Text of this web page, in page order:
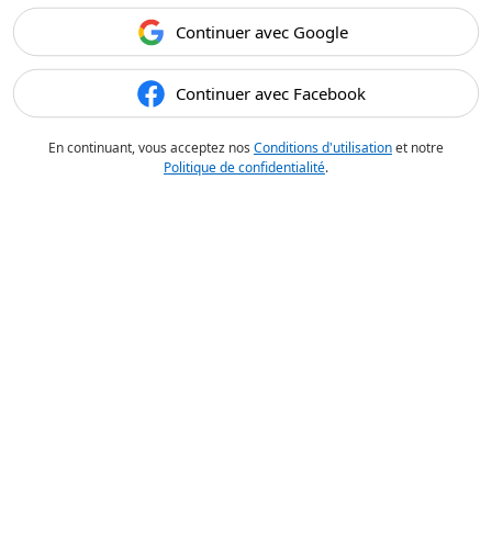
Continuer avec Google
Continuer avec Facebook
En continuant, vous acceptez nos Conditions d'utilisationet notre
Politique de confidentialité.